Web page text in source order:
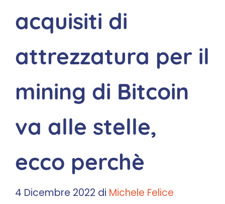
acquisiti di
attrezzatura per il
mining di Bitcoin
va alle stelle,
ecco perchè
4 Dicembre 2022 di Michele Felice